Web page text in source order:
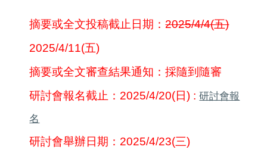
摘要或全文投稿截止日期：2025/4/4(五)
2025/4/11(五)
摘要或全文審查結果通知：採隨到隨審
研討會報名截止：2025/4/20(日) :研討會報
名
研討會舉辦日期： 2025/4/23(三)